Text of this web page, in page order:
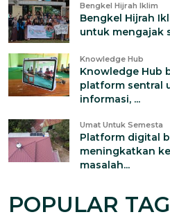
Bengkel Hijrah Iklim
Bengkel Hijrah
untuk mengajak
Knowledge Hub
Knowledge Hub
platform sentral
informasi, ...
Umat Untuk Semesta
Platform digital
meningkatkan
masalah...
POPULAR